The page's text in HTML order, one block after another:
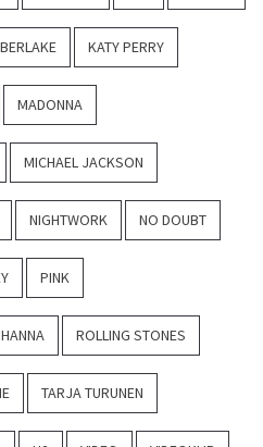
KATY PERRY
MADONNA
MICHAEL JACKSON
NIGHTWORK NO DOUBT
PINK
ROLLING STONES
TARJA TURUNEN